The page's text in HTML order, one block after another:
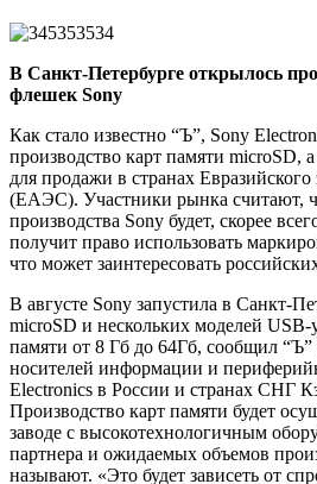
В Санкт-Петербурге открылось
флешек Sony
Как стало известно “Ъ”, Sony
производство карт памяти microSD,
для продажи в странах
(ЕАЭС). Участники рынка считают,
производства Sony будет, скорее
получит право использовать
что может заинтересовать
В августе Sony запустила в Санкт-
microSD и нескольких моделей USB-
памяти от 8 Гб до 64Гб, сообщил “Ъ”
носителей информации и
Electronics в России и странах СНГ
Производство карт памяти будет
заводе с высокотехнологичным
партнера и ожидаемых объемов
называют. «Это будет зависеть от